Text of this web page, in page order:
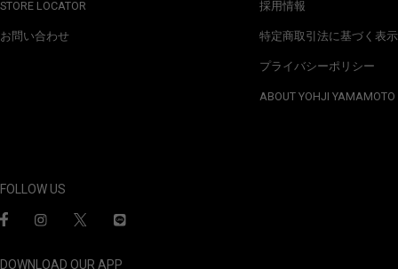
STORE LOCATOR
お問い合わせ
採用情報
特定商取引法に基づく表示
プライバシーポリシー
ABOUT YOHJI YAMAMOTO
FOLLOW US
DOWNLOAD OUR APP